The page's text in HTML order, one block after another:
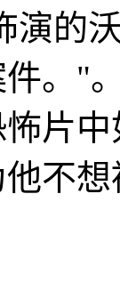
演的
。"
片
不